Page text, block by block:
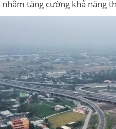
tăng cường khả năng